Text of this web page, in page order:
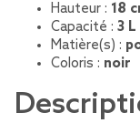
Hauteur : 18
Capacité : 3 L
Matière(s) :
Coloris : noir